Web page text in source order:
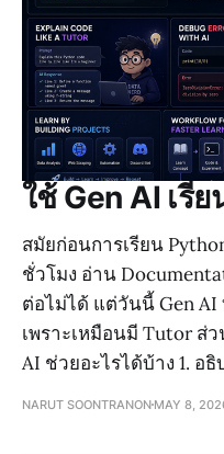
ใช้ Gen AI เรี
สมัยก่อนการเรียน
ชั่วโมง อ่าน
ต่อไม่ได้ แต่วันนี้ Gen AI
เพราะเหมือนมี Tutor ส่
AI ช่วยอะไรได้บ้าง 1. อ
NARUT SOONTRANON MAY 8,